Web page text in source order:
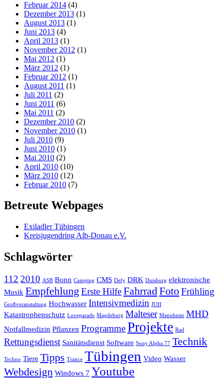
Februar 2014 (4)
Dezember 2013 (1)
August 2013 (1)
Juni 2013 (4)
April 2013 (1)
November 2012 (1)
Mai 2012 (1)
März 2012 (1)
Februar 2012 (1)
August 2011 (1)
Juli 2011 (2)
Juni 2011 (6)
Mai 2011 (2)
Dezember 2010 (2)
November 2010 (1)
Juli 2010 (9)
Juni 2010 (1)
Mai 2010 (2)
April 2010 (10)
März 2010 (12)
Februar 2010 (7)
Betreute Webpages
Exiladler Tübingen
Kreisjugendring Alb-Donau e.V.
Schlagwörter
112 2010 ASB Bonn Camping CMS Defy DRK Duisburg elektronische
Musik Empfehlung Erste HilfeFahrradFotoFrühling
Großveranstaltung Hochwasser Intensivmedizin JUH
Katastrophenschutz Loveparade Magdeburg Malteser Mannheim MHD
Notfallmedizin Pflanzen ProgrammeProjekte Rad
Rettungsdienst Sanitätsdienst Software Sony Alpha 77 Technik
Techno Tiere Tipps Trance Tübingen Video Wasser
Webdesign Windows 7 Youtube